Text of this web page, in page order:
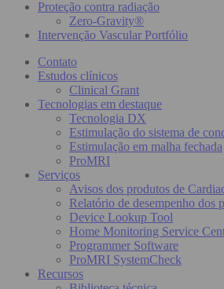
Proteção contra radiação
Zero-Gravity®
Intervenção Vascular Portfólio
Contato
Estudos clínicos
Clinical Grant
Tecnologias em destaque
Tecnologia DX
Estimulação do sistema de
Estimulação em malha fechada
ProMRI
Serviços
Avisos dos produtos de
Relatório de desempenho dos
Device Lookup Tool
Home Monitoring Service
Programmer Software
ProMRI SystemCheck
Recursos